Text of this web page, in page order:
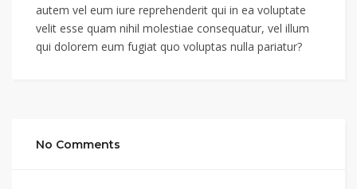
autem vel eum iure reprehenderit qui in ea voluptate
velit esse quam nihil molestiae consequatur, vel illum
qui dolorem eum fugiat quo voluptas nulla pariatur?
No Comments